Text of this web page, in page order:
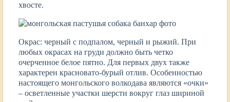
хвосте.
Окрас: черный с подпалом, черный и рыжий. При
любых окрасах на груди должно быть четко
очерченное белое пятно. Для первых двух также
характерен красновато-бурый отлив. Особенностью
настоящего монгольского волкодава являются «очки»
– осветленные участки шерсти вокруг глаз шириной